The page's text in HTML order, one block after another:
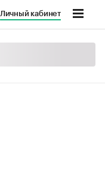
Личный кабинет